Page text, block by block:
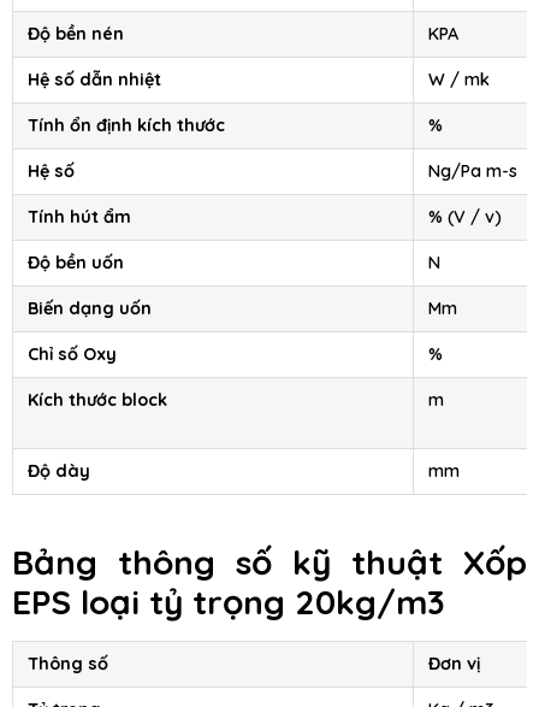
Độ bền nén KPA
Hệ số dẫn nhiệt W / mk
Tính ổn định kích thước %
Hệ số Ng/Pa m-s
Tính hút ẩm % (V / v)
Độ bền uốn N
Biến dạng uốn Mm
Chỉ số Oxy %
Kích thước block m
Độ dày mm
Bảng thông số kỹ thuật Xốp
EPS loại tỷ trọng 20kg/m3
Thông số Đơn vị